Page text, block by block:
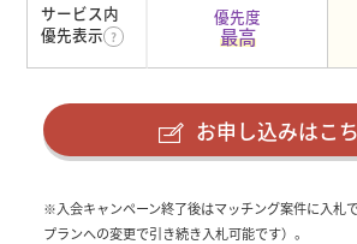
サービス内
優先表示
優先度
最高
お申し込みはこ
※入会キャンペーン終了後はマッチング案件に入札
プランへの変更で引き続き入札可能です）。